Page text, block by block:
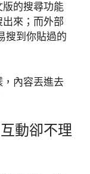
的搜尋功能
來；而外部
搜到你貼過的
內容丟進去
動卻不理